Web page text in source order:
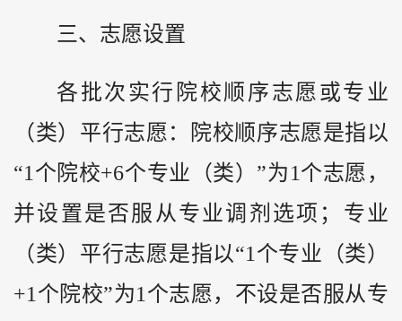
三、志愿设置
各批次实行院校顺序志愿或专业
（类）平行志愿：院校顺序志愿是指以
“1个院校+6个专业（类）”为1个志愿，
并设置是否服从专业调剂选项；专业
（类）平行志愿是指以“1个专业（类）
+1个院校”为1个志愿，不设是否服从专